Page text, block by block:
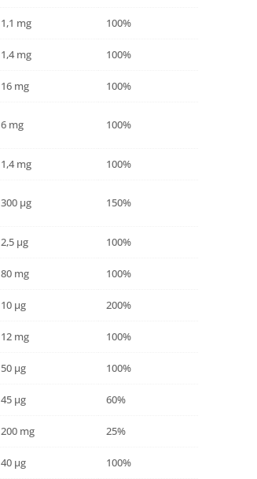
1,1 mg 100%
1,4 mg 100%
16 mg 100%
6 mg 100%
1,4 mg 100%
300 µg 150%
2,5 µg 100%
80 mg 100%
10 µg 200%
12 mg 100%
50 µg 100%
45 µg 60%
200 mg 25%
40 µg 100%